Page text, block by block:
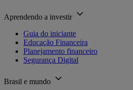
Aprendendo a investir
Guia do iniciante
Educação Financeira
Planejamento financeiro
Segurança Digital
Brasil e mundo